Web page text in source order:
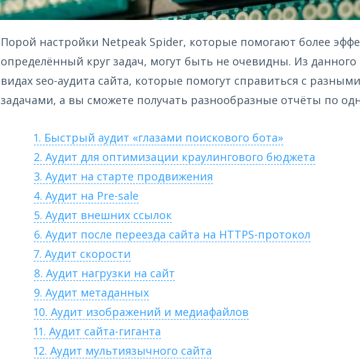
Порой настройки Netpeak Spider, которые помогают более
определённый круг задач, могут быть не очевидны. Из данного
видах seo-аудита сайта, которые помогут справиться с
задачами, а вы сможете получать разнообразные отчёты по
1. Быстрый аудит «глазами поискового бота»
2. Аудит для оптимизации краулингового бюджета
3. Аудит на старте продвижения
4. Аудит на Pre-sale
5. Аудит внешних ссылок
6. Аудит после переезда сайта на HTTPS-протокол
7. Аудит скорости
8. Аудит нагрузки на сайт
9. Аудит метаданных
10. Аудит изображений и медиафайлов
11. Аудит сайта-гиганта
12. Аудит мультиязычного сайта